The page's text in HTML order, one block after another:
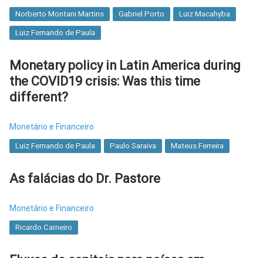
Norberto Montani Martins Gabriel Porto Luiz Macahyba
Luiz Fernando de Paula
Monetary policy in Latin America during
the COVID19 crisis: Was this time
different?
Monetário e Financeiro
Luiz Fernando de Paula Paulo Saraiva Mateus Ferreira
As falácias do Dr. Pastore
Monetário e Financeiro
Ricardo Carneiro